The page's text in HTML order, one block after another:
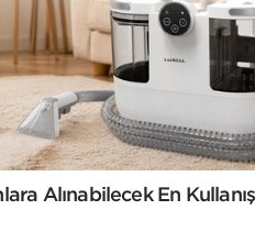
Alınabilecek En